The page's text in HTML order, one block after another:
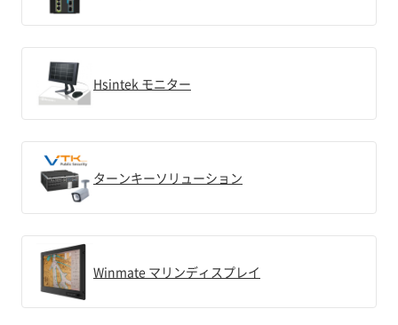
Hsintek モニター
ターンキーソリューション
Winmate マリンディスプレイ